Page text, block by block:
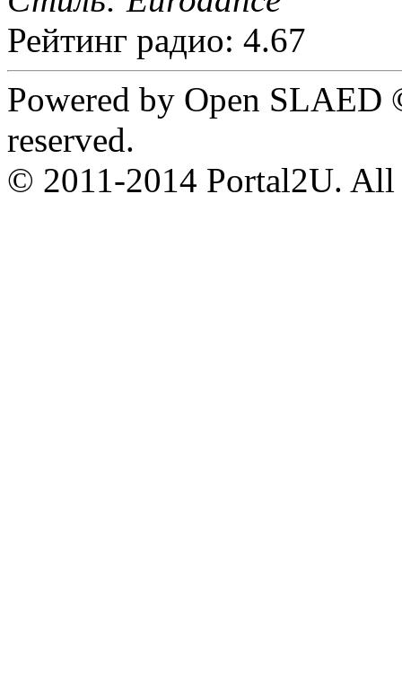
Рейтинг радио: 4.67
Powered by Open
reserved.
© 2011-2014 Portal2U. All